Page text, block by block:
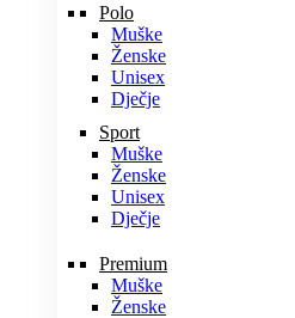
Polo
Muške
Ženske
Unisex
Dječje
Sport
Muške
Ženske
Unisex
Dječje
Premium
Muške
Ženske